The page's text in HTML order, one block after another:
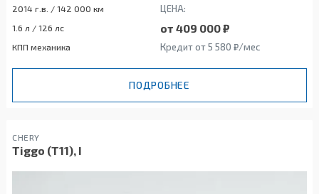
2014 г.в. / 142 000 км ЦЕНА:
1.6 л / 126 лс от 409 000 ₽
КПП механика Кредит от 5 580 ₽/мес
ПОДРОБНЕЕ
CHERY
Tiggo (T11), I